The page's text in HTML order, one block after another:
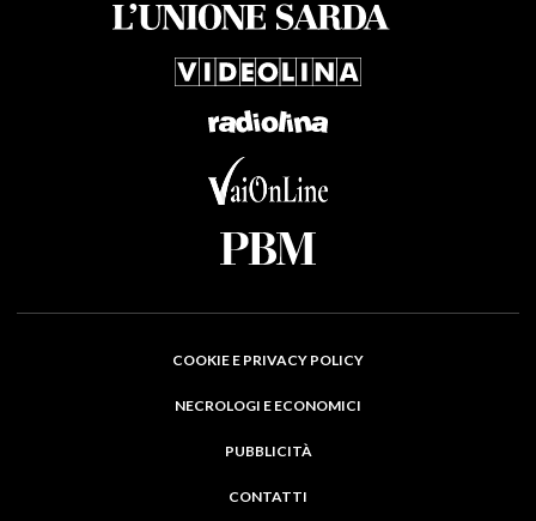
COOKIE E PRIVACY POLICY
NECROLOGI E ECONOMICI
PUBBLICITÀ
CONTATTI